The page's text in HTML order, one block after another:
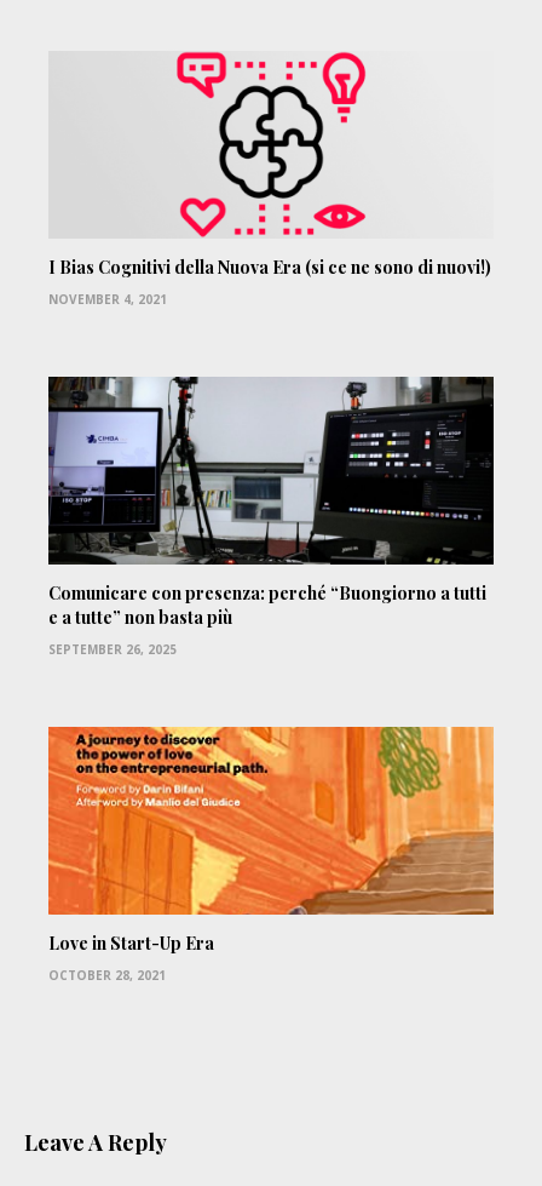
I Bias Cognitivi della Nuova Era (si ce ne sono di nuovi!)
NOVEMBER 4, 2021
Comunicare con presenza: perché “Buongiorno a tutti
e a tutte” non basta più
SEPTEMBER 26, 2025
Love in Start-Up Era
OCTOBER 28, 2021
Leave A Reply